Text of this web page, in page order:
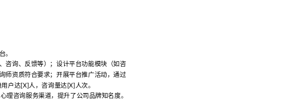
。
咨询、反馈等）；设计平台功能模块（如咨
师资质符合要求；开展平台推广活动，通过
户达[X]人，咨询量达[X]人次。
理咨询服务渠道，提升了公司品牌知名度。